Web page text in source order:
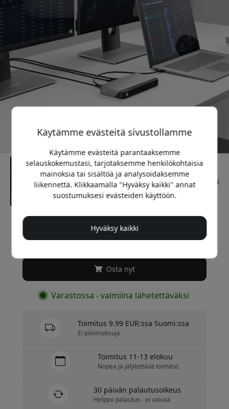
Suositeltava hinta
249.99 EUR
Osta nyt
Varastossa - valmiina lähetettäväksi
Toimitus 9.99 EUR:ssa Suomi:ssa
Ei piilomaksuja
Toimitus 11-13 elokuu
Nopea ja jäljitettävä toimitus
30 päivän palautusoikeus
Helppo palautus - ei vaivaa
Käytämme evästeitä sivustollamme
Käytämme evästeitä parantaaksemme
selauskokemustasi, tarjotaksemme henkilökohtaisia
mainoksia tai sisältöä ja analysoidaksemme
liikennettä. Klikkaamalla "Hyväksy kaikki" annat
suostumuksesi evästeiden käyttöön.
Hyväksy kaikki